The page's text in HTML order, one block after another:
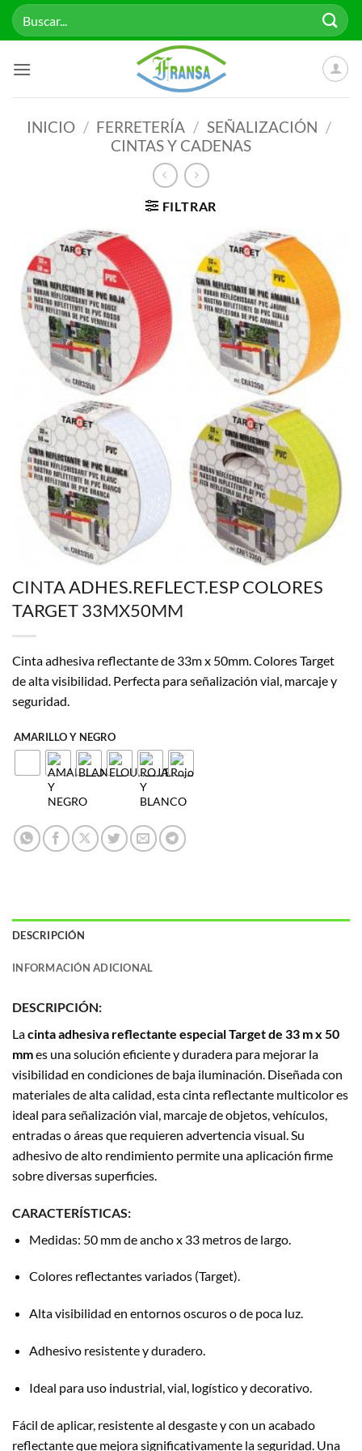
Saltar
Buscar
por:
INICIO / FERRETERÍA / SEÑALIZACIÓN /
CINTAS Y CADENAS
FILTRAR
CINTA ADHES.REFLECT.ESP COLORES
TARGET 33MX50MM
Cinta adhesiva reflectante de 33m x 50mm. Colores Target
de alta visibilidad. Perfecta para señalización vial, marcaje y
seguridad.
AMARILLO Y NEGRO
DESCRIPCIÓN
INFORMACIÓN ADICIONAL
DESCRIPCIÓN:
Lacinta adhesiva reflectante especial Target de 33 m x 50
mmes una solución eficiente y duradera para mejorar la
visibilidad en condiciones de baja iluminación. Diseñada con
materiales de alta calidad, esta cinta reflectante multicolor es
ideal para señalización vial, marcaje de objetos, vehículos,
entradas o áreas que requieren advertencia visual. Su
adhesivo de alto rendimiento permite una aplicación firme
sobre diversas superficies.
CARACTERÍSTICAS:
Medidas: 50 mm de ancho x 33 metros de largo.
Colores reflectantes variados (Target).
Alta visibilidad en entornos oscuros o de poca luz.
Adhesivo resistente y duradero.
Ideal para uso industrial, vial, logístico y decorativo.
Fácil de aplicar, resistente al desgaste y con un acabado
reflectante que mejora significativamente la seguridad. Una